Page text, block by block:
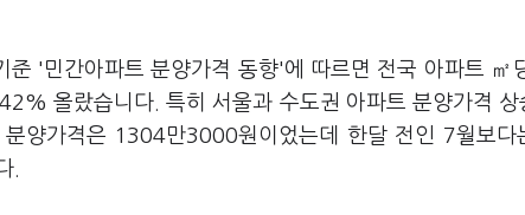
'민간아파트 분양가격 동향'에 따르면 전국 아파트 ㎡
올랐습니다. 특히 서울과 수도권 아파트 분양가격 상
양가격은 1304만3000원이었는데 한달 전인 7월보
.